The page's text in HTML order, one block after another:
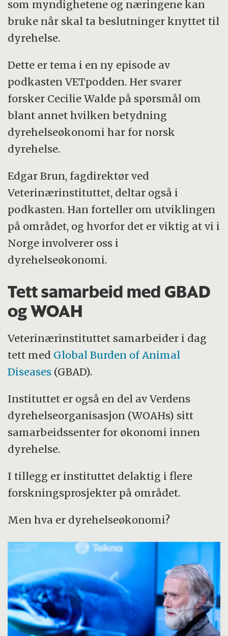
som myndighetene og næringene kan
bruke når skal ta beslutninger knyttet til
dyrehelse.
Dette er tema i en ny episode av
podkasten VETpodden. Her svarer
forsker Cecilie Walde på spørsmål om
blant annet hvilken betydning
dyrehelseøkonomi har for norsk
dyrehelse.
Edgar Brun, fagdirektør ved
Veterinærinstituttet, deltar også i
podkasten. Han forteller om utviklingen
på området, og hvorfor det er viktig at vi i
Norge involverer oss i
dyrehelseøkonomi.
Tett samarbeid med GBAD
og WOAH
Veterinærinstituttet samarbeider i dag
tett med Global Burden of Animal
Diseases (GBAD).
Instituttet er også en del av Verdens
dyrehelseorganisasjon (WOAHs) sitt
samarbeidssenter for økonomi innen
dyrehelse.
I tillegg er instituttet delaktig i flere
forskningsprosjekter på området.
Men hva er dyrehelseøkonomi?